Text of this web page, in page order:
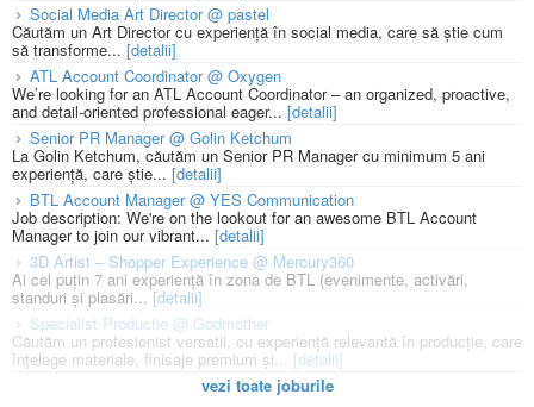
Social Media Art Director @ pastel
Căutăm un Art Director cu experiență în social media, care să știe cum
să transforme... [detalii]
ATL Account Coordinator @ Oxygen
We’re looking for an ATL Account Coordinator – an organized, proactive,
and detail-oriented professional eager... [detalii]
Senior PR Manager @ Golin Ketchum
La Golin Ketchum, căutăm un Senior PR Manager cu minimum 5 ani
experiență, care știe... [detalii]
BTL Account Manager @ YES Communication
Job description: We're on the lookout for an awesome BTL Account
Manager to join our vibrant... [detalii]
3D Artist – Shopper Experience @ Mercury360
Ai cel puțin 7 ani experiență în zona de BTL (evenimente, activări,
standuri și plasări... [detalii]
Specialist Productie @ Godmother
Căutăm un profesionist versatil, cu experiență relevantă în producție, care
înțelege materiale, finisaje premium și... [detalii]
vezi toate joburile